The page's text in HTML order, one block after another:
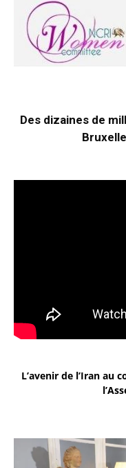
Des dizaines de
L’avenir de l’Iran au